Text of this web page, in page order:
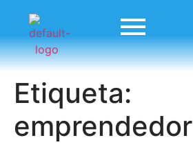
Etiqueta:
emprendedor